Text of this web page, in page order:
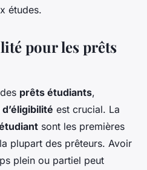
études.
pour les prêts
prêts étudiants,
est crucial. La
sont les premières
plupart des prêteurs. Avoir
plein ou partiel peut